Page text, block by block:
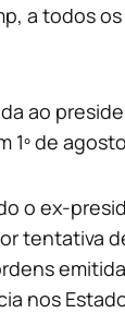
a todos
ao
1º de
o ex-
tentativa
nos